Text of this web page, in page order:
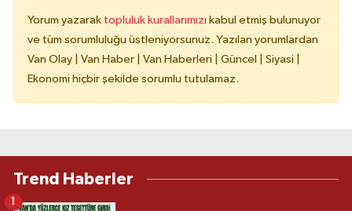
Yorum yazarak topluluk kurallarımızı kabul etmiş bulunuyor
ve tüm sorumluluğu üstleniyorsunuz. Yazılan yorumlardan
Van Olay | Van Haber | Van Haberleri | Güncel | Siyasi |
Ekonomi hiçbir şekilde sorumlu tutulamaz.
Trend Haberler
1